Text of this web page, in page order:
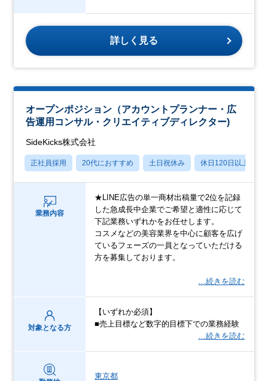
詳しく見る
オープンポジション（アカウントプランナー・広
告運用コンサル・クリエイティブディレクター)
SideKicks株式会社
正社員採用 20代におすすめ 土日祝休み 休日120日以上
業務内容
★LINE広告の単一商材出稿量で2位を記録
した急成長中企業でご希望と適性に応じて
下記業務いずれかをお任せします。
コスメなどの美容業界を中心に顧客を広げ
ているフェーズの一員となっていただける
方を募集しております。
…続きを読む
対象となる方
【いずれか必須】
■売上目標など数字的目標下での業務経験
…続きを読む
東京都